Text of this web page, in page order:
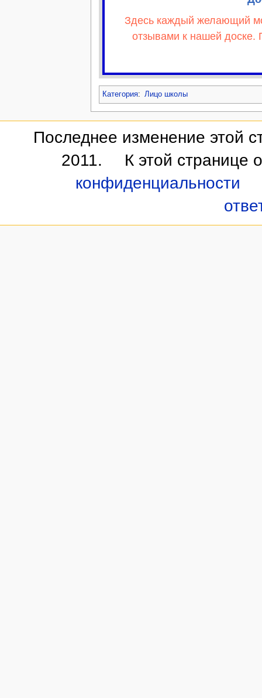
Здесь каждый желающий
отзывами к нашей доске.
Категория: Лицо школы
Последнее изменение этой
2011.
К этой странице
конфиденциальности